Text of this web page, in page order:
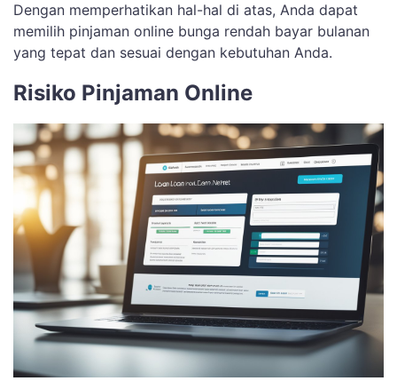
Dengan memperhatikan hal-hal di atas, Anda dapat
memilih pinjaman online bunga rendah bayar bulanan
yang tepat dan sesuai dengan kebutuhan Anda.
Risiko Pinjaman Online